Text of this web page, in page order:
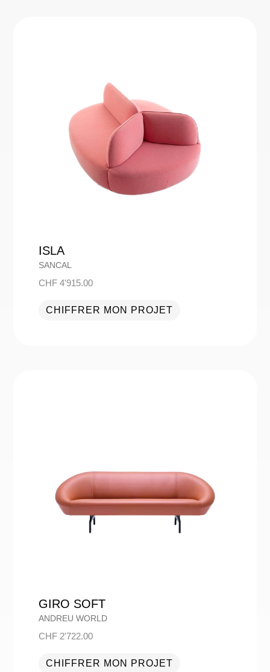
ISLA
SANCAL
CHF4'915.00
CHIFFRER MON PROJET
GIRO SOFT
ANDREU WORLD
CHF2'722.00
CHIFFRER MON PROJET